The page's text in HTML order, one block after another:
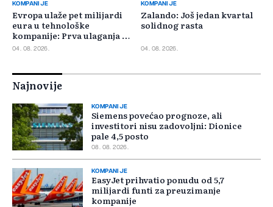
KOMPANIJE
Evropa ulaže pet milijardi
eura u tehnološke
kompanije: Prva ulaganja na
jesen
04. 08. 2026.
KOMPANIJE
Zalando: Još jedan kvartal
solidnog rasta
04. 08. 2026.
Najnovije
KOMPANIJE
Siemens povećao prognoze, ali
investitori nisu zadovoljni: Dionice
pale 4,5 posto
08. 08. 2026.
KOMPANIJE
EasyJet prihvatio ponudu od 5,7
milijardi funti za preuzimanje
kompanije